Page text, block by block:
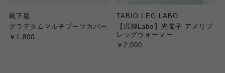
靴下屋
グラデタムマルチブーツカバー
￥1,800
TABIO LEG LABO
【温脚Labo】光電子 アメリブ
レッグウォーマー
￥2,000